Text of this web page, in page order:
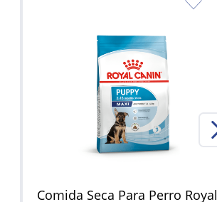
Comida Seca Para Perro Royal